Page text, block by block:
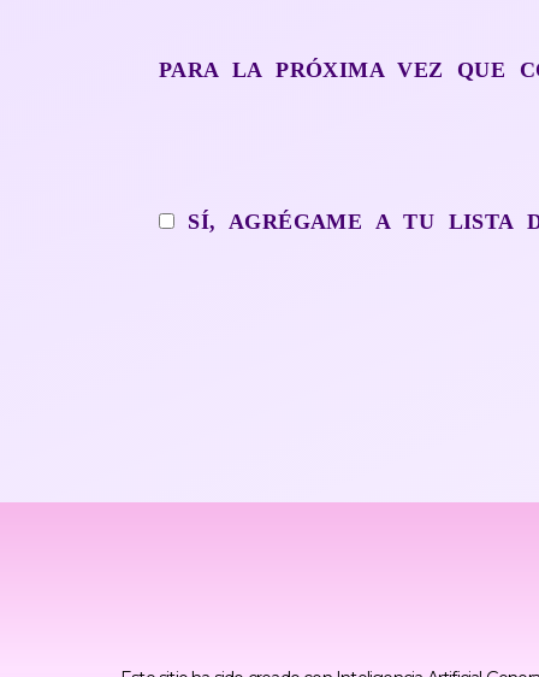
PARA LA PRÓXIMA VEZ QUE
SÍ, AGRÉGAME A TU LISTA